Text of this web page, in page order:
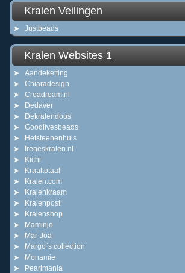
Kralen Veilingen
Justbeads
Kralen Websites 1
Aandeketting
Chiaradesign
Creadream.nl
Dedaver
Dekralendoos
Goodlivesbeads
Hetsteenenhuis
Ireneskralen.nl
Kichi
Kraaltotaal
Kralen.com
Kralenkraam
Kralenpost
Kralenshop
Maminjo
Mar-Joa
Margo`s collection
Monamie
Pearlmania